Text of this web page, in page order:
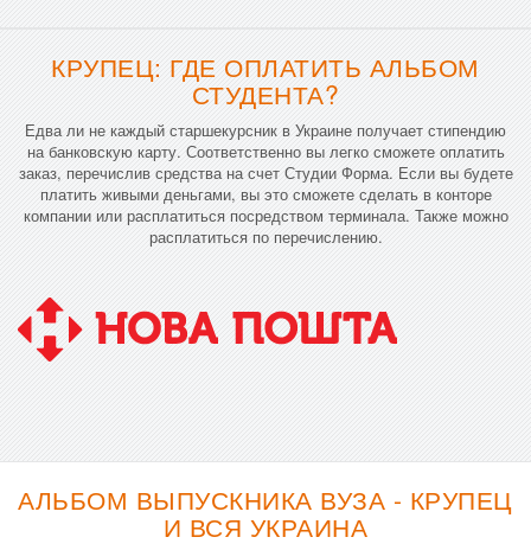
КРУПЕЦ: ГДЕ ОПЛАТИТЬ АЛЬБОМ
СТУДЕНТА?
Едва ли не каждый старшекурсник в Украине получает стипендию
на банковскую карту. Соответственно вы легко сможете оплатить
заказ, перечислив средства на счет Студии Форма. Если вы будете
платить живыми деньгами, вы это сможете сделать в конторе
компании или расплатиться посредством терминала. Также можно
расплатиться по перечислению.
АЛЬБОМ ВЫПУСКНИКА ВУЗА - КРУПЕЦ
И ВСЯ УКРАИНА